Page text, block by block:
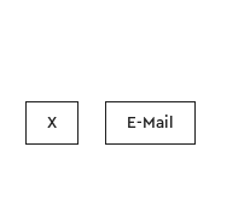
X E-Mail